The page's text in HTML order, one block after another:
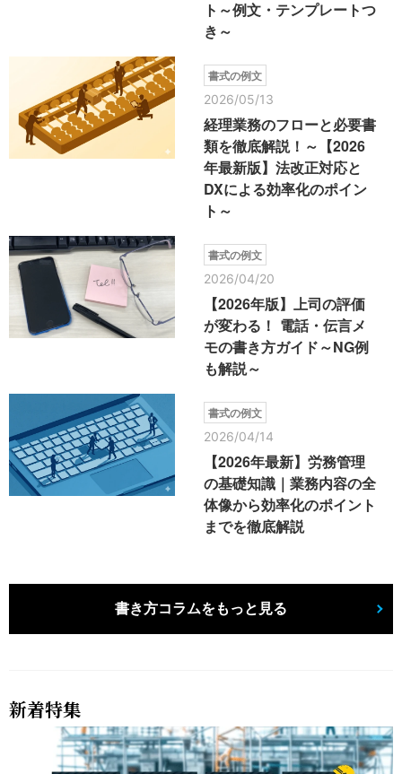
ト～例文・テンプレートつ
き～
書式の例文
2026/05/13
経理業務のフローと必要書
類を徹底解説！～【2026
年最新版】法改正対応と
DXによる効率化のポイン
ト～
書式の例文
2026/04/20
【2026年版】上司の評価
が変わる！ 電話・伝言メ
モの書き方ガイド～NG例
も解説～
書式の例文
2026/04/14
【2026年最新】労務管理
の基礎知識｜業務内容の全
体像から効率化のポイント
までを徹底解説
書き方コラムをもっと見る
新着特集